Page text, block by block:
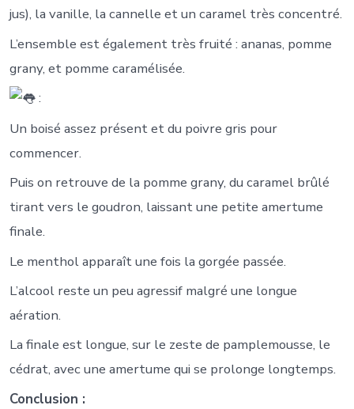
jus), la vanille, la cannelle et un caramel très concentré.
L’ensemble est également très fruité : ananas, pomme
grany, et pomme caramélisée.
:
Un boisé assez présent et du poivre gris pour
commencer.
Puis on retrouve de la pomme grany, du caramel brûlé
tirant vers le goudron, laissant une petite amertume
finale.
Le menthol apparaît une fois la gorgée passée.
L’alcool reste un peu agressif malgré une longue
aération.
La finale est longue, sur le zeste de pamplemousse, le
cédrat, avec une amertume qui se prolonge longtemps.
Conclusion :